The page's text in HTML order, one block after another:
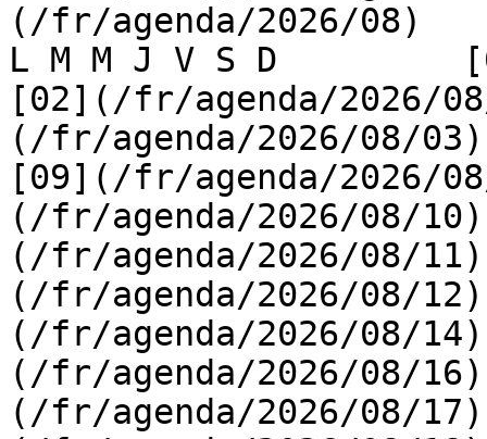
(/fr/agenda/2026/08)
L M M J V S D
[02](/fr/agenda/2026/
(/fr/agenda/2026/08/
[09](/fr/agenda/2026/
(/fr/agenda/2026/08/
(/fr/agenda/2026/08/
(/fr/agenda/2026/08/
(/fr/agenda/2026/08/
(/fr/agenda/2026/08/
(/fr/agenda/2026/08/